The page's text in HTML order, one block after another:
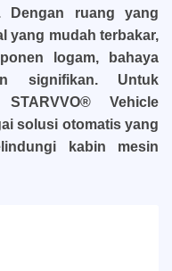
Dengan ruang yang
yang mudah terbakar,
logam, bahaya
signifikan. Untuk
Vehicle
solusi otomatis yang
kabin mesin